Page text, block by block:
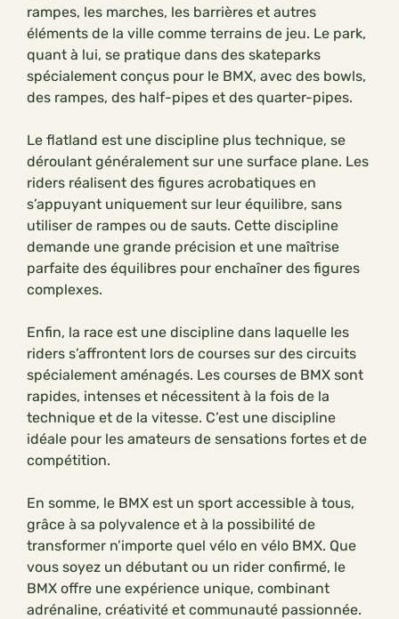
rampes, les marches, les barrières et autres
éléments de la ville comme terrains de jeu. Le park,
quant à lui, se pratique dans des skateparks
spécialement conçus pour le BMX, avec des bowls,
des rampes, des half-pipes et des quarter-pipes.
Le flatland est une discipline plus technique, se
déroulant généralement sur une surface plane. Les
riders réalisent des figures acrobatiques en
s’appuyant uniquement sur leur équilibre, sans
utiliser de rampes ou de sauts. Cette discipline
demande une grande précision et une maîtrise
parfaite des équilibres pour enchaîner des figures
complexes.
Enfin, la race est une discipline dans laquelle les
riders s’affrontent lors de courses sur des circuits
spécialement aménagés. Les courses de BMX sont
rapides, intenses et nécessitent à la fois de la
technique et de la vitesse. C’est une discipline
idéale pour les amateurs de sensations fortes et de
compétition.
En somme, le BMX est un sport accessible à tous,
grâce à sa polyvalence et à la possibilité de
transformer n’importe quel vélo en vélo BMX. Que
vous soyez un débutant ou un rider confirmé, le
BMX offre une expérience unique, combinant
adrénaline, créativité et communauté passionnée.